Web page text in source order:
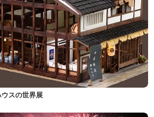
スの世界展